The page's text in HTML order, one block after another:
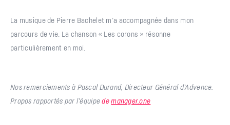
La musique de Pierre Bachelet m’a accompagnée dans mon
parcours de vie. La chanson « Les corons » résonne
particulièrement en moi.
Nos remerciements à Pascal Durand, Directeur Général d’Advence.
Propos rapportés par l’équipedemanager.one